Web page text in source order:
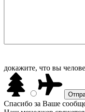
докажите, что вы
Спасибо за Ваше